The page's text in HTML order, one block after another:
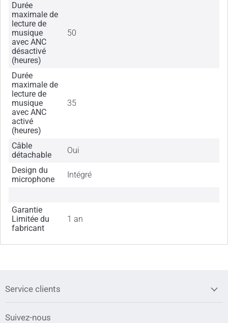
Durée
maximale de
lecture de
musique
avec ANC
désactivé
(heures)
50
Durée
maximale de
lecture de
musique
avec ANC
activé
(heures)
35
Câble
détachable
Oui
Design du
microphone
Intégré
Garantie
Limitée du
fabricant
1 an
Service clients
Suivez-nous